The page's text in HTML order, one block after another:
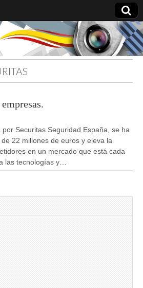
Securitas Seguridad España, se ha
22 millones de euros y eleva la
en un mercado que está cada
las tecnologías y…